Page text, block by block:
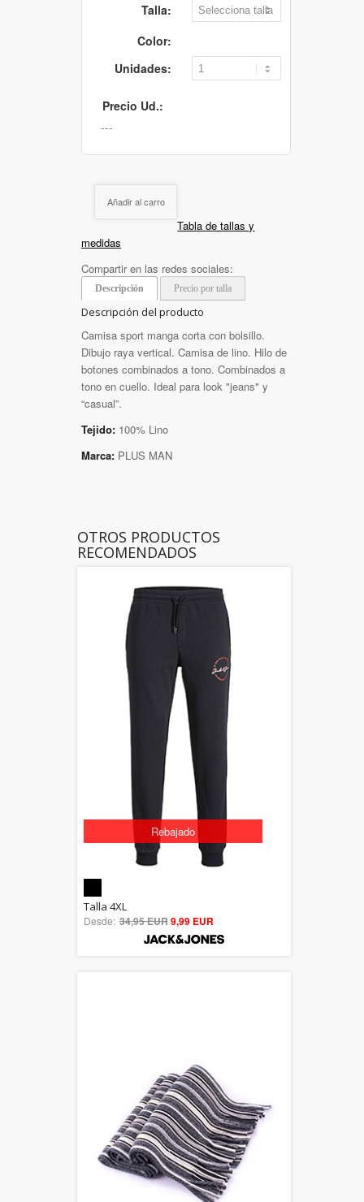
Talla:
Color:
Unidades:
Precio Ud.:
Añadir al carro
Tabla de tallas y
medidas
Compartir en las redes sociales:
Descripción Precio por talla
Descripción del producto
Camisa sport manga corta con bolsillo.
Dibujo raya vertical. Camisa de lino. Hilo de
botones combinados a tono. Combinados a
tono en cuello. Ideal para look "jeans" y
“casual”.
Tejido: 100% Lino
Marca: PLUS MAN
OTROS PRODUCTOS
RECOMENDADOS
Rebajado
out of 5
Talla 4XL
Desde: 34,95 EUR9,99 EUR